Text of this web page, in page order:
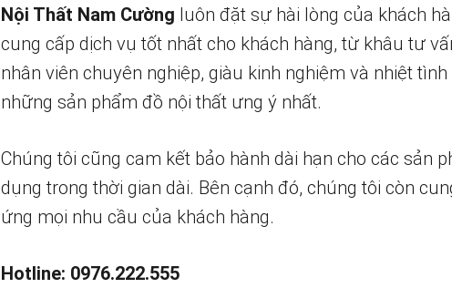
Nội Thất Nam Cường luôn đặt sự hài lòng của khách
cung cấp dịch vụ tốt nhất cho khách hàng, từ khâu tư
nhân viên chuyên nghiệp, giàu kinh nghiệm và nhiệt
những sản phẩm đồ nội thất ưng ý nhất.
Chúng tôi cũng cam kết bảo hành dài hạn cho các sản
dụng trong thời gian dài. Bên cạnh đó, chúng tôi còn
ứng mọi nhu cầu của khách hàng.
Hotline: 0976.222.555